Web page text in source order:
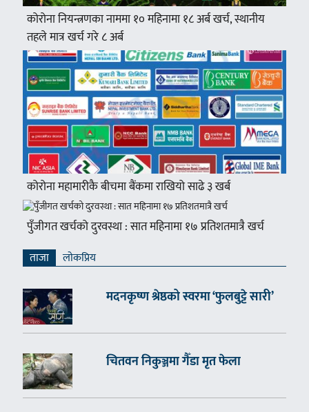
कोरोना नियन्त्रणका नाममा १० महिनामा १८ अर्ब खर्च, स्थानीय
तहले मात्र खर्च गरे ८ अर्ब
कोरोना महामारीकै बीचमा बैंकमा राखियो साढे ३ खर्ब
पुँजीगत खर्चको दुरवस्था : सात महिनामा १७ प्रतिशतमात्रै खर्च
ताजा लाेकप्रिय
मदनकृष्ण श्रेष्ठको स्वरमा ‘फुलबुट्टे सारी’
चितवन निकुञ्जमा गैँडा मृत फेला